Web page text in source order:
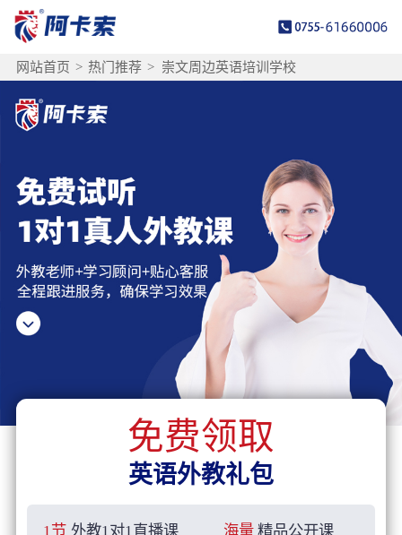
网站首页 > 热门推荐 > 崇文周边英语培训学校
免费领取
英语外教礼包
1节 外教1对1直播课 海量 精品公开课